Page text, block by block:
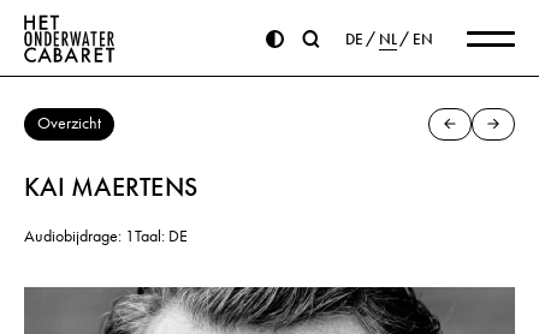
DE NL EN
Overzicht
KAI MAERTENS
Audiobijdrage: 1Taal: DE